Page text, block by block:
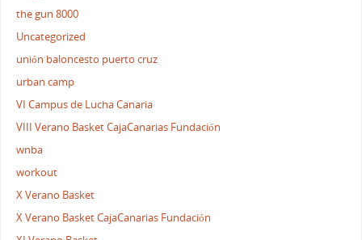
the gun 8000
Uncategorized
unión baloncesto puerto cruz
urban camp
VI Campus de Lucha Canaria
VIII Verano Basket CajaCanarias Fundación
wnba
workout
X Verano Basket
X Verano Basket CajaCanarias Fundación